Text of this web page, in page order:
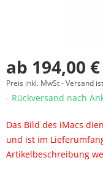
ab 194,00
Preis inkl. MwSt -Versand
- Rückversand nach
Das Bild des iMacs
und ist im
Artikelbeschreibung